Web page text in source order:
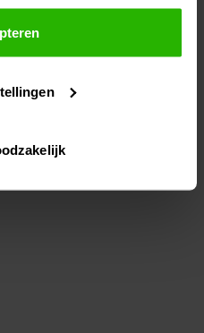
geef je Voordeeluitjes.nl
social media en
te plaatsen.
je ook zelf instellen welke